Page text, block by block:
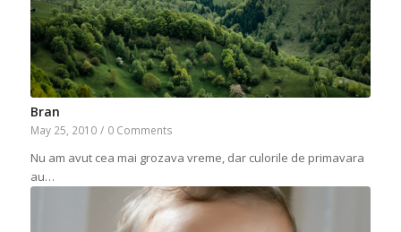
Bran
May 25, 2010 / 0 Comments
Nu am avut cea mai grozava vreme, dar culorile de primavara
au…